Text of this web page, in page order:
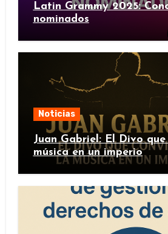
Latin Grammy 2025:
nominados
Noticias
Juan Gabriel: El Divo
música en un imperio